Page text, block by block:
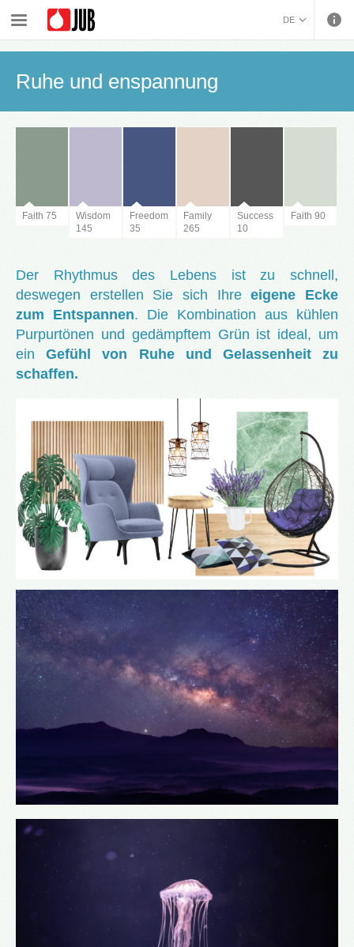
BOSANSKI (BOSNIAN)
ENGLISH (ENGLISH)
DE
ΕΛΛΗΝΙΚΑ (GREEK)
МАКЕДОНСКИ
(MACEDONIAN)
ROMÂNĂ (ROMANIAN)
СРПСКИ (SERBIAN)
SLOVENČINA (SLOVAK)
SLOVENŠČINA
(SLOVENIAN)
Innenwandfarben und dekorative Bearbeitung
Ruhe und enspannung
Ruhe und enspannung
Faith 75
Wisdom
145
Freedom
35
Family
265
Success
10
Faith 90
Der Rhythmus des Lebens ist zu schnell,
deswegen erstellen Sie sich Ihreeigene Ecke
zum Entspannen. Die Kombination aus kühlen
Purpurtönen und gedämpftem Grün ist ideal, um
einGefühl von Ruhe und Gelassenheit zu
schaffen.